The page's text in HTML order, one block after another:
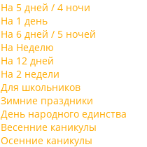
На 5 дней / 4 ночи
На 1 день
На 6 дней / 5 ночей
На Неделю
На 12 дней
На 2 недели
Для школьников
Зимние праздники
День народного единства
Весенние каникулы
Осенние каникулы